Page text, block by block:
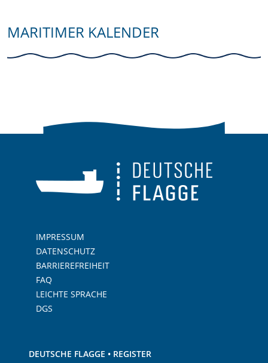
MARITIMER KALENDER
IMPRESSUM
DATENSCHUTZ
BARRIEREFREIHEIT
FAQ
LEICHTE SPRACHE
DGS
DEUTSCHE FLAGGE • REGISTER